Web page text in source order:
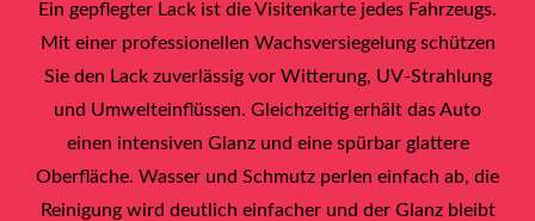
Ein gepflegter Lack ist die Visitenkarte jedes Fahrzeugs.
Mit einer professionellen Wachsversiegelung schützen
Sie den Lack zuverlässig vor Witterung, UV-Strahlung
und Umwelteinflüssen. Gleichzeitig erhält das Auto
einen intensiven Glanz und eine spürbar glattere
Oberfläche. Wasser und Schmutz perlen einfach ab, die
Reinigung wird deutlich einfacher und der Glanz bleibt